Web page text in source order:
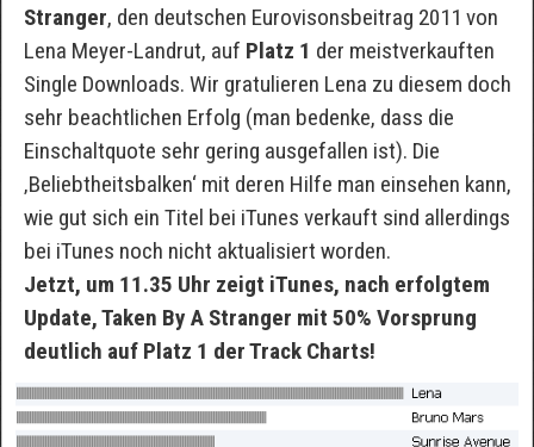
Stranger, den deutschen Eurovisonsbeitrag 2011 von
Lena Meyer-Landrut, auf Platz 1 der meistverkauften
Single Downloads. Wir gratulieren Lena zu diesem doch
sehr beachtlichen Erfolg (man bedenke, dass die
Einschaltquote sehr gering ausgefallen ist). Die
‚Beliebtheitsbalken‘ mit deren Hilfe man einsehen kann,
wie gut sich ein Titel bei iTunes verkauft sind allerdings
bei iTunes noch nicht aktualisiert worden.
Jetzt, um 11.35 Uhr zeigt iTunes, nach erfolgtem
Update, Taken By A Stranger mit 50% Vorsprung
deutlich auf Platz 1 der Track Charts!